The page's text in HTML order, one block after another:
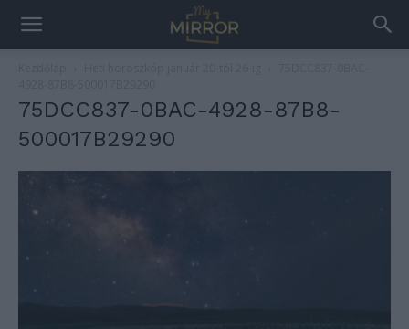
75DCC837-0BAC-4928-87B8-
500017B29290